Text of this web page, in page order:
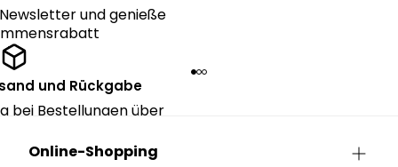
und genieße
und Rückgabe
bei Bestellungen über
Online-Shopping